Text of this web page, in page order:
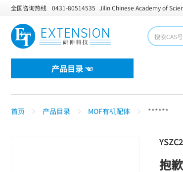
全国咨询热线 0431-80514535 Jilin Chinese Academy of
产品目录 ☜
首页 产品目录 MOF有机配体 ******
抱